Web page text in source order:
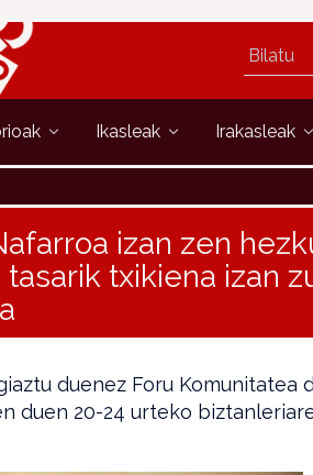
Ikasleak Irakasleak
izan zen
txikiena izan
duenez Foru
duen 20-24 urteko